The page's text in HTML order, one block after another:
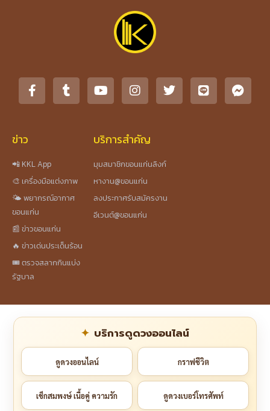
ข่าว
📲 KKL App
🎨 เครื่องมือแต่งภาพ
🌤️ พยากรณ์อากาศ
ขอนแก่น
📰 ข่าวขอนแก่น
🔥 ข่าวเด่นประเด็นร้อน
🎟️ ตรวจสลากกินแบ่ง
รัฐบาล
บริการสำคัญ
มุมสมาชิกขอนแก่นลิงก์
หางาน@ขอนแก่น
ลงประกาศรับสมัครงาน
อีเวนต์@ขอนแก่น
บริการดูดวงออนไลน์
ดูดวงออนไลน์ กราฟชีวิต
เช็กสมพงษ์ เนื้อคู่ ความรัก ดูดวงเบอร์โทรศัพท์